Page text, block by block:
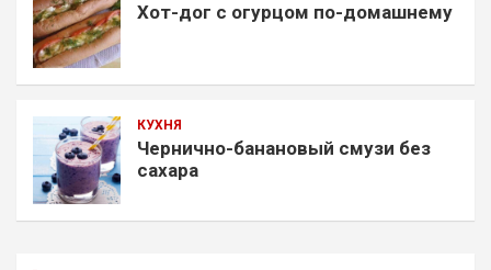
Хот-дог с огурцом по-домашнему
КУХНЯ
Чернично-банановый смузи без
сахара